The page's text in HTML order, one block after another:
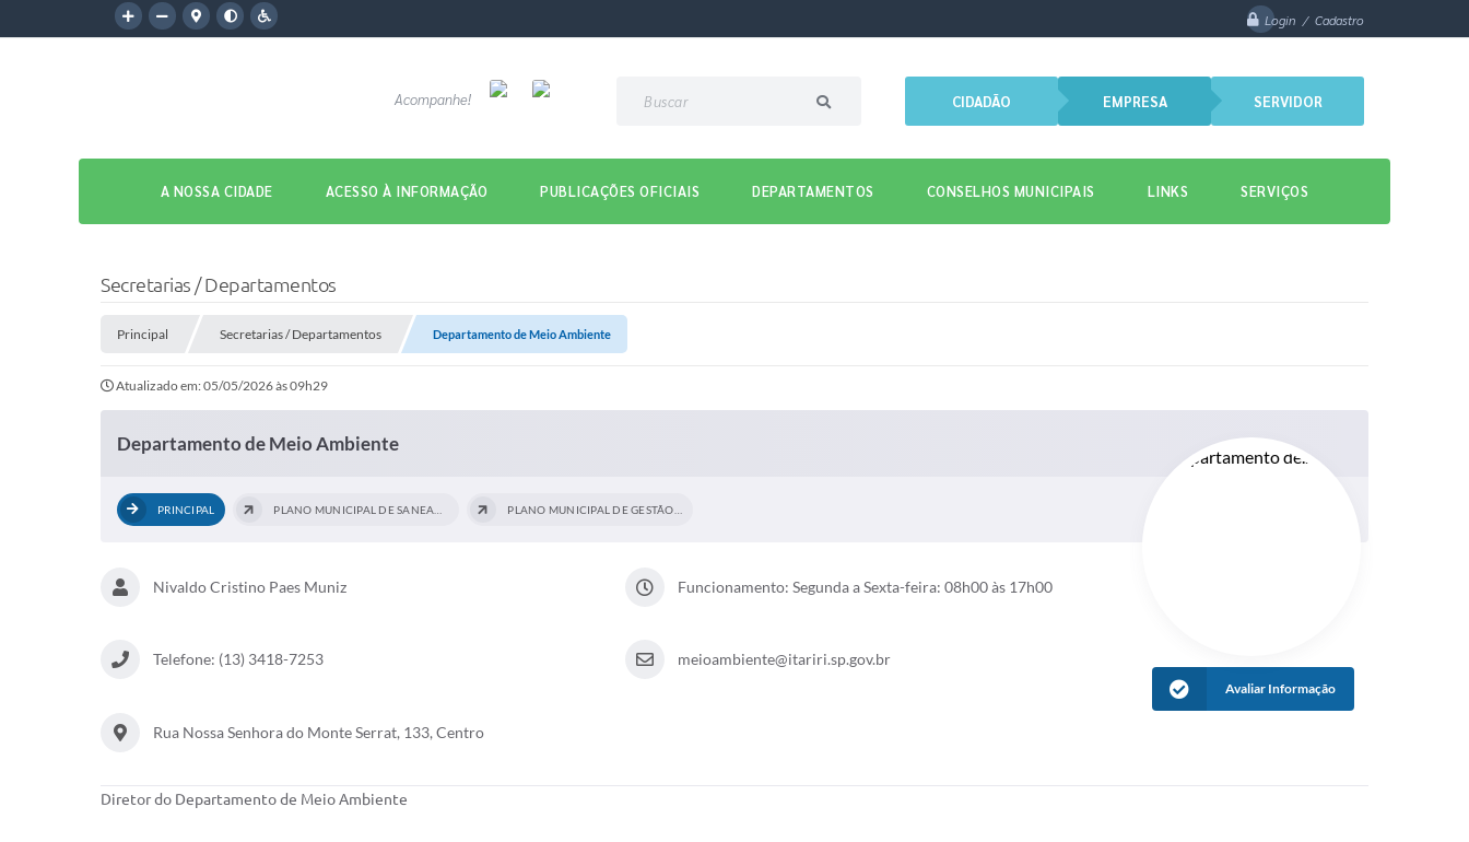
Login / Cadastro
CIDADÃO EMPRESA SERVIDOR
Acompanhe!
A NOSSA CIDADE ACESSO À INFORMAÇÃO PUBLICAÇÕES OFICIAIS DEPARTAMENTOS CONSELHOS MUNICIPAIS LINKS SERVIÇOS
Secretarias / Departamentos
Principal Secretarias / Departamentos Departamento de Meio Ambiente
Atualizado em: 05/05/2026 às 09h29
Departamento de Meio Ambiente
PRINCIPAL
Nivaldo Cristino Paes Muniz Funcionamento: Segunda a Sexta-feira: 08h00 às 17h00
Telefone: (13) 3418-7253 meioambiente@itariri.sp.gov.br
Rua Nossa Senhora do Monte Serrat, 133, Centro
Avaliar Informação
Diretor do Departamento de Meio Ambiente